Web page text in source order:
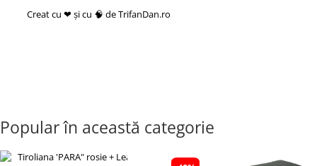
Creat cu ❤ și cu 🧠 de TrifanDan.ro
Popular în această categorie